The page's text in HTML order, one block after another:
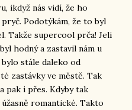
ikdyž nás vidí, že ho
Podotýkám, že to byl
Takže supercool prča! Jeli
hodný a zastavil nám u
stále daleko od
zastávky ve městě. Tak
pak i přes. Kdyby tak
romantické. Takto